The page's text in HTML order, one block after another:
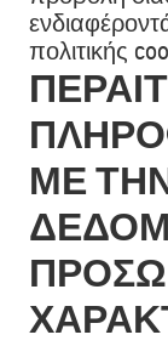
πολιτικής
ΜΕ